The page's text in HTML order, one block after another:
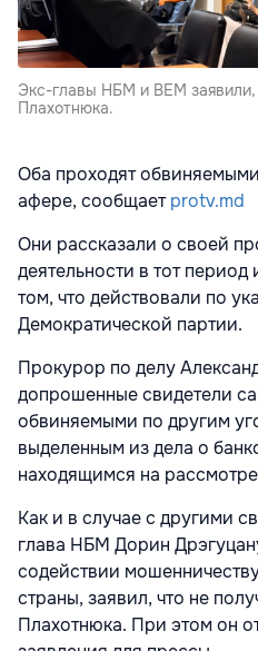
Экс-главы НБМ и BEM
Плахотнюка.
Оба проходят
афере, сообщаетprotv.md
Они рассказали о своей
деятельности в тот
том, что действовали по
Демократической партии.
Прокурор по делу
допрошенные свидетели
обвиняемыми по другим
выделенным из дела о
находящимся на
Как и в случае с другими
глава НБМ Дорин
содействии
страны, заявил, что не
Плахотнюка. При этом он